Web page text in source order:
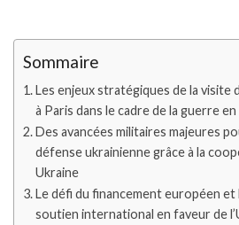
Sommaire
Les enjeux stratégiques de la visite
à Paris dans le cadre de la guerre
Des avancées militaires majeures
défense ukrainienne grâce à la
Ukraine
Le défi du financement européen et
soutien international en faveur de